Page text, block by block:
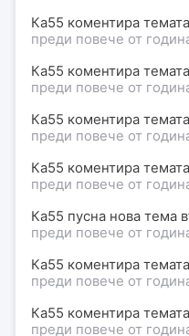
Ка55 коментира
преди повече от
Ка55 коментира
преди повече от
Ка55 коментира
преди повече от
Ка55 коментира
преди повече от
Ка55 пусна нова тема
преди повече от
Ка55 коментира
преди повече от
Ка55 коментира
преди повече от